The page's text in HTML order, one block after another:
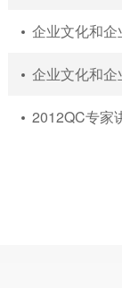
企业文化和
企业文化和
2012QC专家